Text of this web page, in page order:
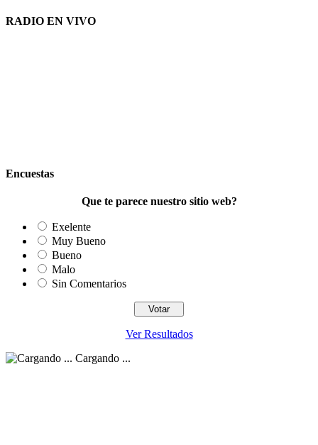
RADIO EN VIVO
Encuestas
Que te parece nuestro sitio web?
Exelente
Muy Bueno
Bueno
Malo
Sin Comentarios
Ver Resultados
Cargando ...